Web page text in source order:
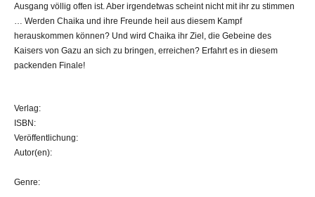
Ausgang völlig offen ist. Aber irgendetwas scheint nicht mit ihr zu stimmen
… Werden Chaika und ihre Freunde heil aus diesem Kampf
herauskommen können? Und wird Chaika ihr Ziel, die Gebeine des
Kaisers von Gazu an sich zu bringen, erreichen? Erfahrt es in diesem
packenden Finale!
Verlag:
ISBN:
Veröffentlichung:
Autor(en):
Genre: